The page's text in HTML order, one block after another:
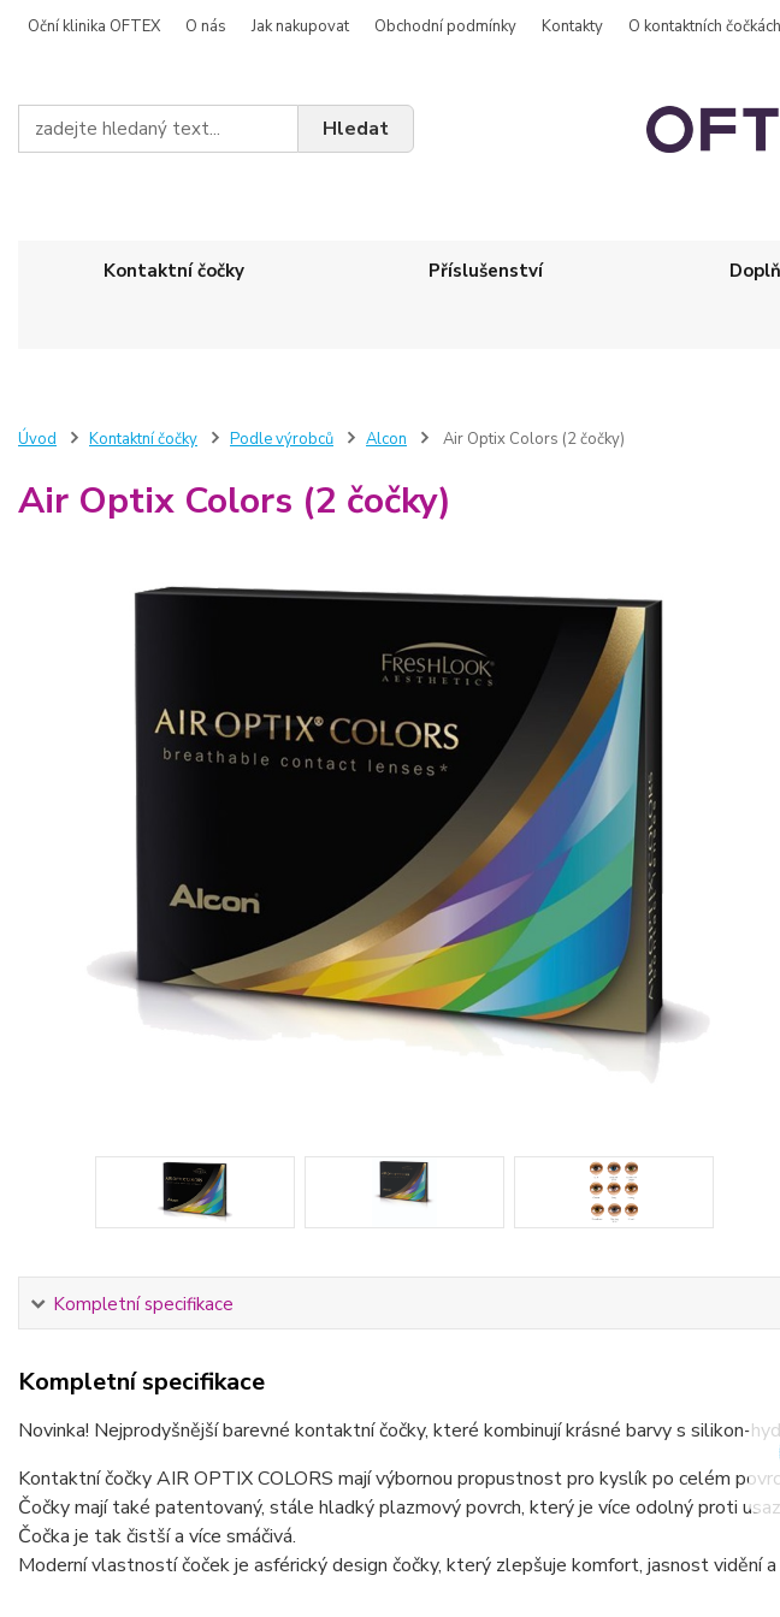
Oční klinika OFTEX O nás Jak nakupovat Obchodní podmínky Kontakty O kontaktních čočkách
Hledat
Kontaktní čočky Příslušenství
Úvod Kontaktní čočky Podle výrobců Alcon Air Optix Colors (2 čočky)
Air Optix Colors (2 čočky)
Kompletní specifikace
Kompletní specifikace
Novinka! Nejprodyšnější barevné kontaktní čočky, které kombinují krásné barvy s silikon-
Kontaktní čočky AIR OPTIX COLORS mají výbornou propustnost pro kyslík po celém
Čočky mají také patentovaný, stále hladký plazmový povrch, který je více odolný proti
Čočka je tak čistší a více smáčivá.
Moderní vlastností čoček je asférický design čočky, který zlepšuje komfort, jasnost vidění a